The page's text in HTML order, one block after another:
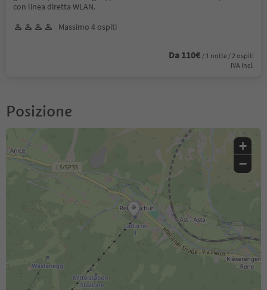
con linea diretta WLAN.
Massimo 4 ospiti
Da 110€ / 1 notte / 2 ospiti
IVA incl.
Posizione
+
−